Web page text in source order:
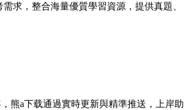
求，整合海量優質學習資源，提供真題、
熊a下载通過實時更新與精準推送，上岸助